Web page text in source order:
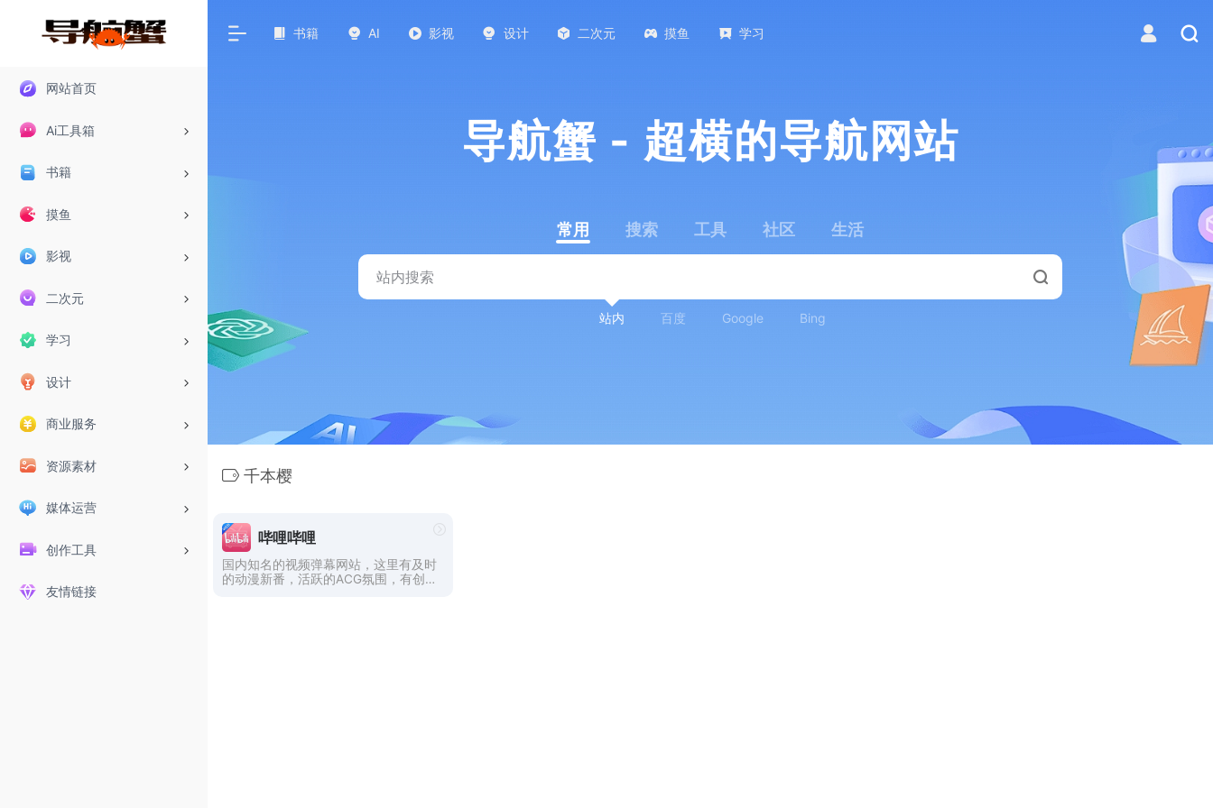
网站首页
Ai工具箱
书籍
摸鱼
影视
二次元
学习
设计
商业服务
资源素材
媒体运营
创作工具
友情链接
书籍 AI 影视 设计 二次元 摸鱼 学习
导航蟹 - 超横的导航网站
常用 搜索 工具 社区 生活
站内 百度 Google Bing
千本樱
哔哩哔哩
国内知名的视频弹幕网站，这里有及时
的动漫新番，活跃的ACG氛围，有创意